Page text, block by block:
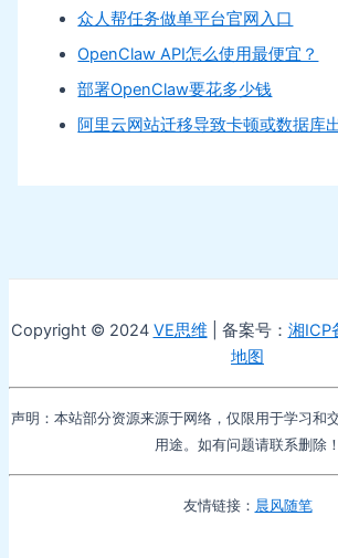
众人帮任务做单平台官网入口
OpenClaw API怎么使用最便宜？
部署OpenClaw要花多少钱
阿里云网站迁移导致卡顿或数据库
Copyright © 2024 VE思维 | 备案号： 湘ICP
地图
声明：本站部分资源来源于网络，仅限用于学习和
用途。如有问题请联系删除！
友情链接： 晨风随笔